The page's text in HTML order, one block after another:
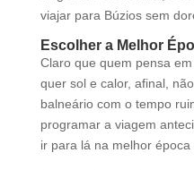
viajar para Búzios sem
Escolher a Melhor
Claro que quem pensa
quer sol e calor, afinal,
balneário com o tempo
programar a viagem
ir para lá na melhor época